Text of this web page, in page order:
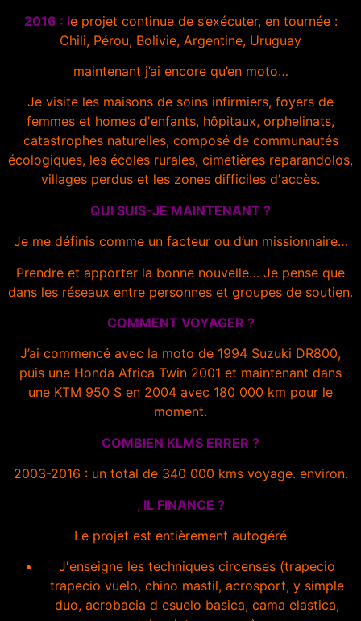
2016 : le projet continue de s’exécuter, en tournée :
Chili, Pérou, Bolivie, Argentine, Uruguay
maintenant j’ai encore qu’en moto…
Je visite les maisons de soins infirmiers, foyers de
femmes et homes d'enfants, hôpitaux, orphelinats,
catastrophes naturelles, composé de communautés
écologiques, les écoles rurales, cimetières reparandolos,
villages perdus et les zones difficiles d'accès.
QUI SUIS-JE MAINTENANT ?
Je me définis comme un facteur ou d’un missionnaire…
Prendre et apporter la bonne nouvelle… Je pense que
dans les réseaux entre personnes et groupes de soutien.
COMMENT VOYAGER ?
J’ai commencé avec la moto de 1994 Suzuki DR800,
puis une Honda Africa Twin 2001 et maintenant dans
une KTM 950 S en 2004 avec 180 000 km pour le
moment.
COMBIEN KLMS ERRER ?
2003-2016 : un total de 340 000 kms voyage. environ.
, IL FINANCE ?
Le projet est entièrement autogéré
J'enseigne les techniques circenses (trapecio
trapecio vuelo, chino mastil, acrosport, y simple
duo, acrobacia d esuelo basica, cama elastica,